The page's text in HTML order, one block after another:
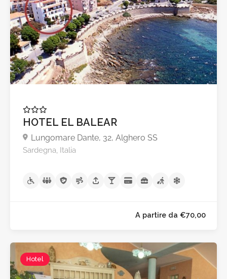
A partire da
HOTEL EL BALEAR
Lungomare Dante, 32, Alghero SS
Sardegna, Italia
Hotel